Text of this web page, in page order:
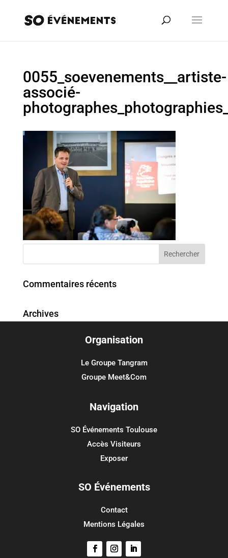
0055_soevenements__artiste-
associé-
Commentaires récents
Archives
Flux des commentaires
Site de WordPress-FR
Organisation
Le Groupe Tangram
Groupe Meet&Com
Navigation
SO Événements Toulouse
Accès Visiteurs
Exposer
SO Événements
Contact
Mentions Légales